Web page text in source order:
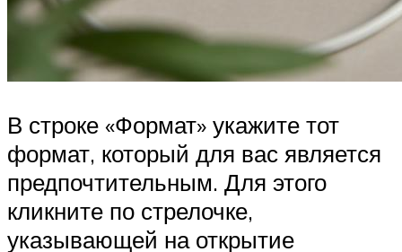
В строке «Формат» укажите тот
формат, который для вас является
предпочтительным. Для этого
кликните по стрелочке,
указывающей на открытие